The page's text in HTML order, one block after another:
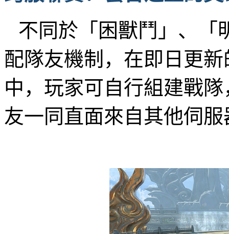
不同於「困獸鬥」、「
配隊友機制，在即日更
中，玩家可自行組建戰
友一同直面來自其他伺